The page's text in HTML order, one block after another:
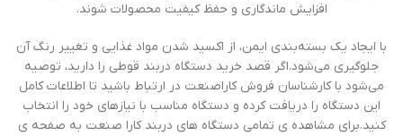
افزایش ماندگاری و حفظ کیفیت محصولات شوند.
با ایجاد یک بسته‌بندی ایمن، از اکسید شدن مواد غذایی و تغییر رنگ آن
جلوگیری می‌شود.اگر قصد خرید دستگاه دربند قوطی را دارید، توصیه
می‌شود با کارشناسان فروش کاراصنعت در ارتباط باشید تا اطلاعات کامل
این دستگاه‌ را دریافت کرده و دستگاه مناسب با نیازهای خود را انتخاب
کنید.برای مشاهده ی تمامی دستگاه های دربند کارا صنعت به صفحه ی